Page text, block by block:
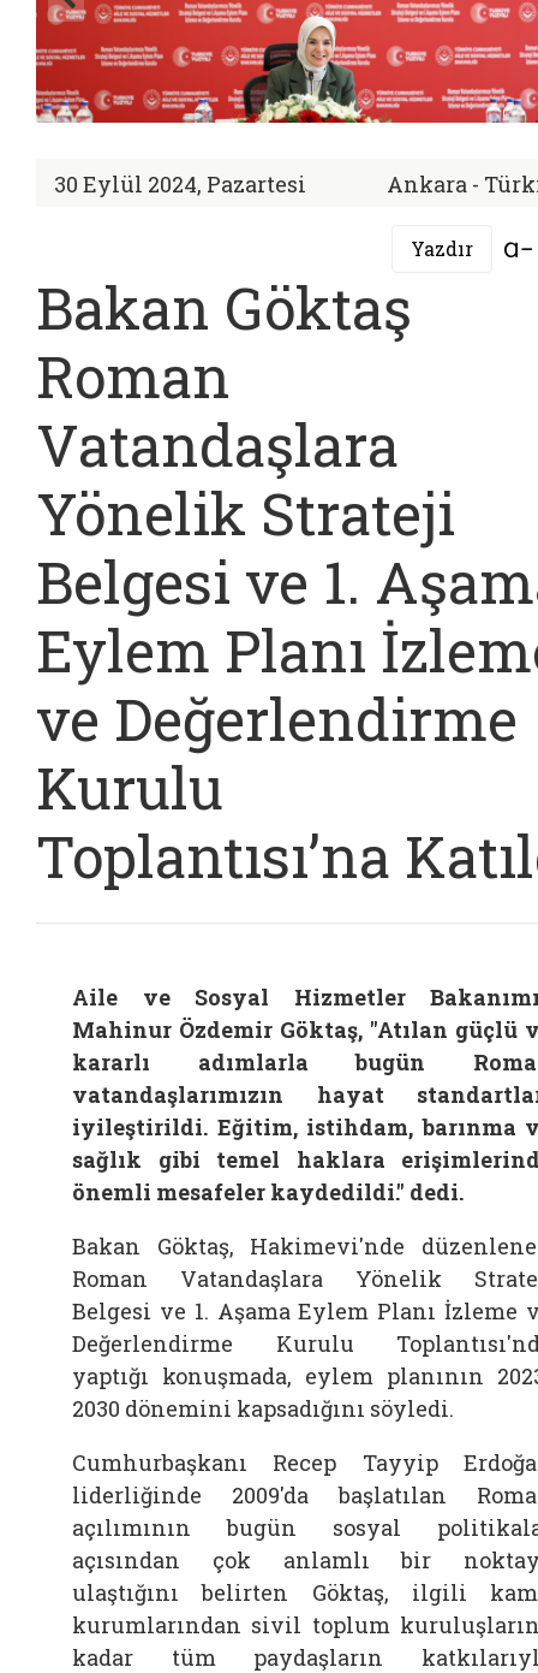
30 Eylül 2024, Pazartesi Ankara -
Yazdır
Bakan Göktaş
Roman
Vatandaşlara
Yönelik Strateji
Belgesi ve 1.
Eylem Planı
ve Değerlendirme
Kurulu
Toplantısı’na
Aile ve Sosyal Hizmetler
Mahinur Özdemir Göktaş, "Atılan güçlü
kararlı adımlarla bugün
vatandaşlarımızın hayat
iyileştirildi. Eğitim, istihdam, barınma
sağlık gibi temel haklara
önemli mesafeler kaydedildi." dedi.
Bakan Göktaş, Hakimevi'nde
Roman Vatandaşlara Yönelik
Belgesi ve 1. Aşama Eylem Planı İzleme
Değerlendirme Kurulu
yaptığı konuşmada, eylem planının
2030 dönemini kapsadığını söyledi.
Cumhurbaşkanı Recep Tayyip
liderliğinde 2009'da başlatılan
açılımının bugün sosyal
açısından çok anlamlı bir
ulaştığını belirten Göktaş, ilgili
kurumlarından sivil toplum
kadar tüm paydaşların